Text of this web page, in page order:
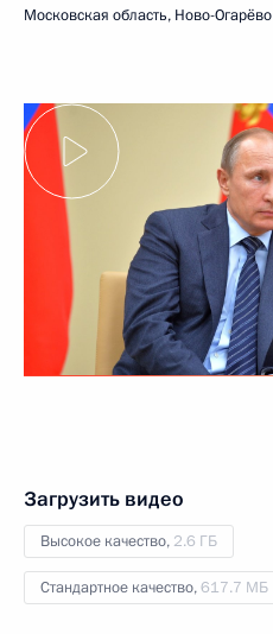
Московская область, Ново-Огарёво
Загрузить видео
Высокое качество, 2.6 ГБ
Стандартное качество,617.7 МБ